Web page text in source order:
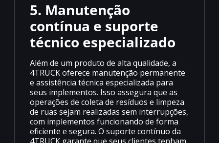
5. Manutenção
contínua e suporte
técnico especializado
Além de um produto de alta qualidade, a
4TRUCK oferece manutenção permanente
e assistência técnica especializada para
seus implementos. Isso assegura que as
operações de coleta de resíduos e limpeza
de ruas sejam realizadas sem interrupções,
com implementos funcionando de forma
eficiente e segura. O suporte contínuo da